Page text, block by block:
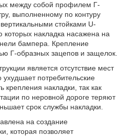
между собой профилем Г-
выполненному по контуру
стойками U-
накладка насажена на
бампера. Крепление
Г-образных зацепов и защелок.
является отсутствие мест
потребительские
крепления накладки, так как
по неровной дороге теряют
срок службы накладки.
на создание
которая позволяет